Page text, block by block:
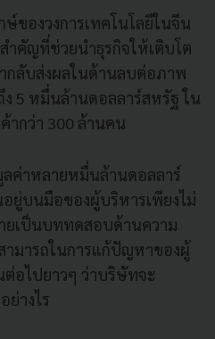
ษ์ของวงการเทคโนโลยีในจีน
ำคัญที่ช่วยนำธุรกิจให้เติบโต
กลับส่งผลในด้านลบต่อภาพ
ง 5 หมื่นล้านดอลลาร์สหรัฐ ใน
ากว่า 300 ล้านคน
ค่าหลายหมื่นล้านดอลลาร์
อยู่บนมือของผู้บริหารเพียงไม่
ยเป็นบททดสอบด้านความ
มารถในการแก้ปัญหาของผู้
อไปยาวๆ ว่าบริษัทจะ
ย่างไร